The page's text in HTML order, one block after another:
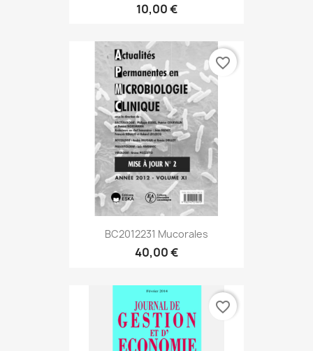
10,00 €
BC2012231 Mucorales
40,00 €
favorite_border
favorite_border